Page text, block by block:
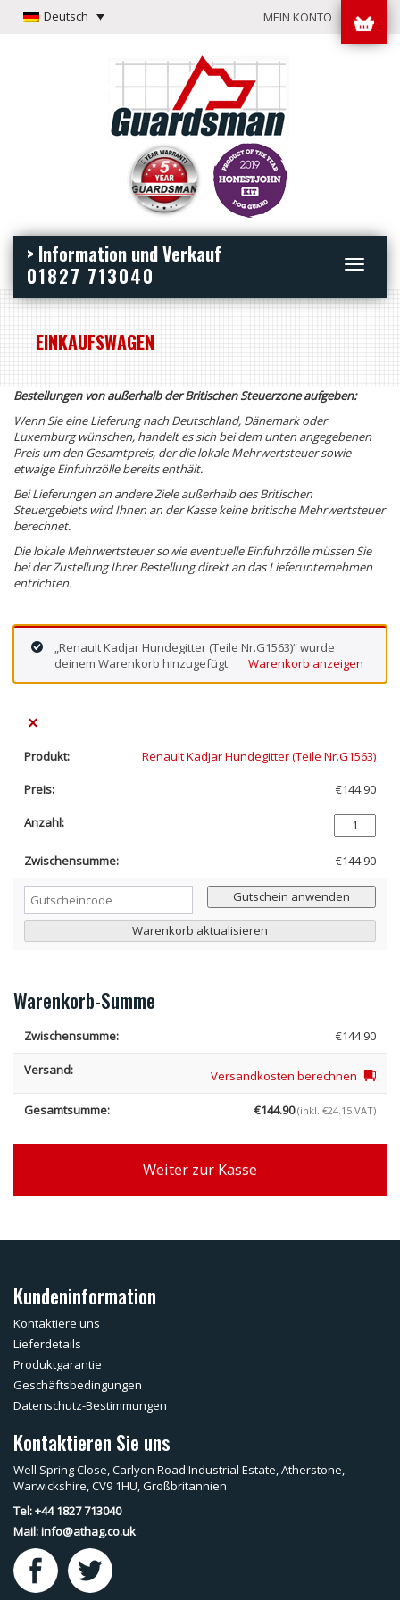
Deutsch MEIN KONTO
Toggle
> Information und Verkauf
01827 713040
EINKAUFSWAGEN
Bestellungen von außerhalb der Britischen Steuerzone aufgeben:
Wenn Sie eine Lieferung nach Deutschland, Dänemark oder
Luxemburg wünschen, handelt es sich bei dem unten angegebenen
Preis um den Gesamtpreis, der die lokale Mehrwertsteuer sowie
etwaige Einfuhrzölle bereits enthält.
Bei Lieferungen an andere Ziele außerhalb des Britischen
Steuergebiets wird Ihnen an der Kasse keine britische Mehrwertsteuer
berechnet.
Die lokale Mehrwertsteuer sowie eventuelle Einfuhrzölle müssen Sie
bei der Zustellung Ihrer Bestellung direkt an das Lieferunternehmen
entrichten.
„Renault Kadjar Hundegitter (Teile Nr.G1563)“ wurde
deinem Warenkorb hinzugefügt.
Warenkorb anzeigen
×
Renault Kadjar Hundegitter (Teile Nr.G1563)
€144.90
Renault
Kadjar
Hundegitter
Nr.G1563)
Menge
€144.90
Gutschein anwenden
Warenkorb aktualisieren
Warenkorb-Summe
€144.90
Versandkosten berechnen
€144.90 (inkl. €24.15 VAT)
Weiter zur Kasse
Kundeninformation
Kontaktiere uns
Lieferdetails
Produktgarantie
Geschäftsbedingungen
Datenschutz-Bestimmungen
Kontaktieren Sie uns
Well Spring Close, Carlyon Road Industrial Estate, Atherstone,
Warwickshire, CV9 1HU, Großbritannien
Tel: +44 1827 713040
Mail:info@athag.co.uk